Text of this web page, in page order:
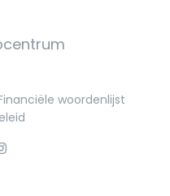
woordenlijst